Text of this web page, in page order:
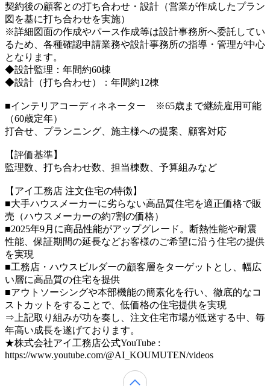
契約後の顧客との打ち合わせ・設計（営業が作成したプラン
図を基に打ち合わせを実施）
※詳細図面の作成やパース作成等は設計事務所へ委託してい
るため、各種確認申請業務や設計事務所の指導・管理が中心
となります。
◆設計監理：年間約60棟
◆設計（打ち合わせ）：年間約12棟
■インテリアコーディネネーター ※65歳まで継続雇用可能
（60歳定年）
打合せ、プランニング、施主様への提案、顧客対応
【評価基準】
監理数、打ち合わせ数、担当棟数、予算組みなど
【アイ工務店 注文住宅の特徴】
■大手ハウスメーカーに劣らない高品質住宅を適正価格で販
売（ハウスメーカーの約7割の価格）
■2025年9月に商品性能がアップグレード。断熱性能や耐震
性能、保証期間の延長などお客様のご希望に沿う住宅の提供
を実現
■工務店・ハウスビルダーの顧客層をターゲットとし、幅広
い層に高品質の住宅を提供
■アウトソーシングや本部機能の簡素化を行い、徹底的なコ
ストカットをすることで、低価格の住宅提供を実現
⇒上記取り組みが功を奏し、注文住宅市場が低迷する中、毎
年高い成長を遂げております。
★株式会社アイ工務店公式YouTube :
https://www.youtube.com/@AI_KOUMUTEN/videos